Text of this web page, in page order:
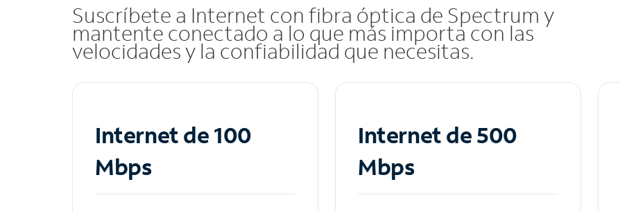
Suscríbete a Internet con fibra óptica de Spectrum y
mantente conectado a lo que más importa con las
velocidades y la confiabilidad que necesitas.
Internet de 100
Mbps
Internet de 500
Mbps